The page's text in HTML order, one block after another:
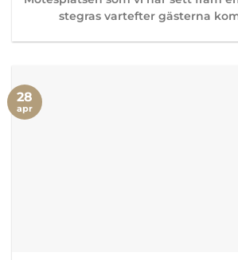
stegras vartefter gästerna
28
apr